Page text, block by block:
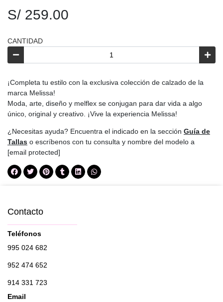
S/ 259.00
CANTIDAD
¡Completa tu estilo con la exclusiva colección de calzado de la
marca Melissa!
Moda, arte, diseño y melflex se conjugan para dar vida a algo
único, original y creativo. ¡Vive la experiencia Melissa!
¿Necesitas ayuda? Encuentra el indicado en la sección Guía de
Tallas o escríbenos con tu consulta y nombre del modelo a
[email protected]
Contacto
Teléfonos
995 024 682
952 474 652
914 331 723
Email